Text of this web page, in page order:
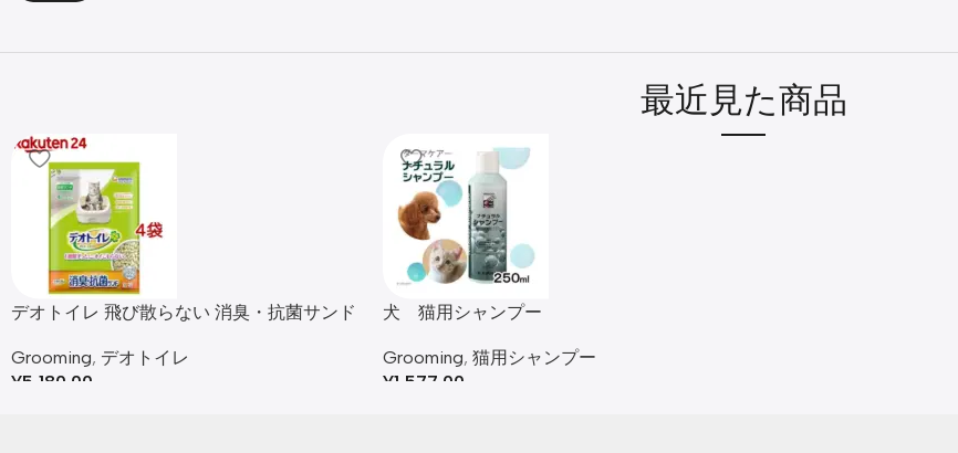
最近見た商品
デオトイレ​ 飛び散らない 消臭・抗菌サンド
Grooming, デオトイレ​
¥5,180.00
犬 猫用シャンプー
Grooming, 猫用シャンプー
¥1,577.00